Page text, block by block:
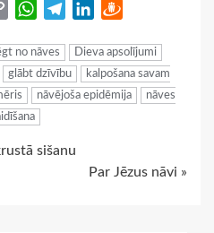
Copy
WhatsApp
TelegramLinkedIn
no nāves
Dieva apsolījumi
glābt dzīvību
kalpošana savam
nāvējoša epidēmija
nāves
sišanu
Par Jēzus nāvi »